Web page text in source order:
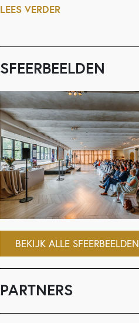
LEES VERDER
SFEERBEELDEN
BEKIJK ALLE SFEERBEELDEN
PARTNERS